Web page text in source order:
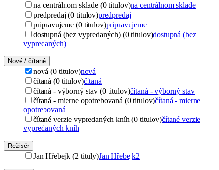
na centrálnom sklade (0 titulov)na centrálnom sklade
predpredaj (0 titulov)predpredaj
pripravujeme (0 titulov)pripravujeme
dostupná (bez vypredaných) (0 titulov)dostupná (bez
vypredaných)
Nové / čítané
nová (0 titulov)nová
čítaná (0 titulov)čítaná
čítaná - výborný stav (0 titulov)čítaná - výborný stav
čítaná - mierne opotrebovaná (0 titulov)čítaná - mierne
opotrebovaná
čítané verzie vypredaných kníh (0 titulov)čítané verzie
vypredaných kníh
Režisér
Jan Hřebejk (2 tituly)Jan Hřebejk2